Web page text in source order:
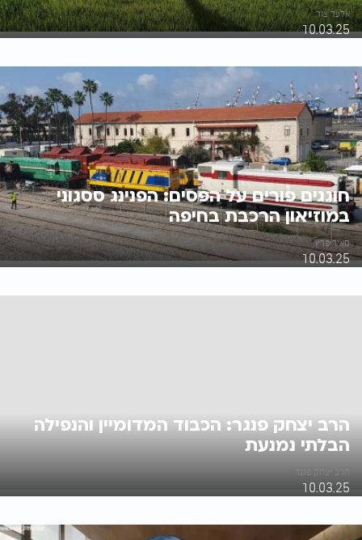
אלעד צור
10.03.25
חוגגים פורים על הפסים: הפנינג ססגוני
במוזיאון הרכבת בחיפה
מאיר פרץ
10.03.25
הרב יצחק פנגר: הכבוד המדומיין והנפילה
הבלתי נמנעת
הרב יצחק פנגר
10.03.25